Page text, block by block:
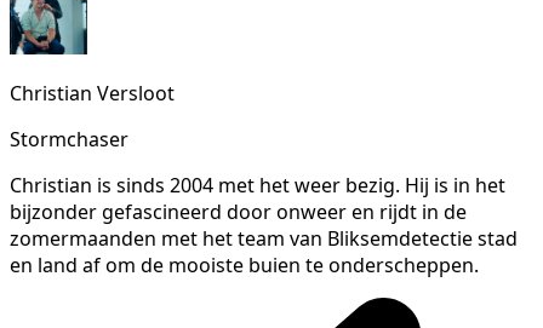
Christian Versloot
Stormchaser
Christian is sinds 2004 met het weer bezig. Hij is in het
bijzonder gefascineerd door onweer en rijdt in de
zomermaanden met het team van Bliksemdetectie stad
en land af om de mooiste buien te onderscheppen.